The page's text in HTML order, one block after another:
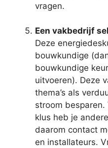
vragen.
Een vakbedrijf
Deze
bouwkundige
bouwkundige
uitvoeren). Deze
thema’s als
stroom
klus heb je
daarom contact
en installateurs.